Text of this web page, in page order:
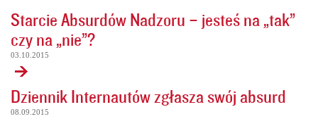
Starcie Absurdów Nadzoru – jesteś na „tak”
czy na „nie”?
03.10.2015
Dziennik Internautów zgłasza swój absurd
08.09.2015